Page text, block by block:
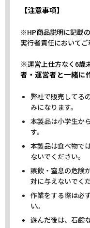
【注意事項】
※HP商品説明に記載
実行者責任においてご
※運営上仕方なく6歳
者・運営者と一緒に
弊社で販売してる
みになります。
本製品は小学生か
す。
本製品は食べ物で
ないでください。
誤飲・窒息の危険
対に与えないでく
作業をする際は必
い。
遊んだ後は、石鹸